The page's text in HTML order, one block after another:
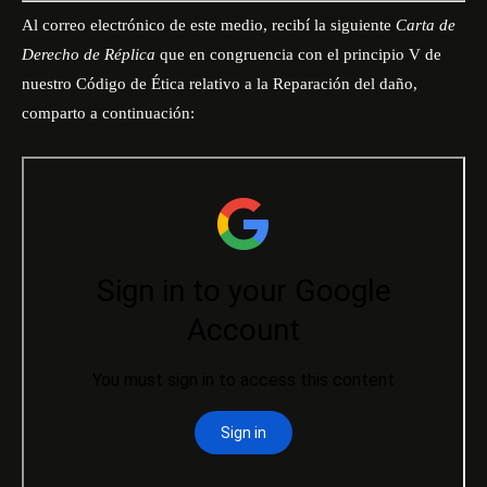
Al correo electrónico de este medio, recibí la siguiente Carta de
Derecho de Réplica que en congruencia con el principio V de
nuestro Código de Ética relativo a la Reparación del daño,
comparto a continuación: